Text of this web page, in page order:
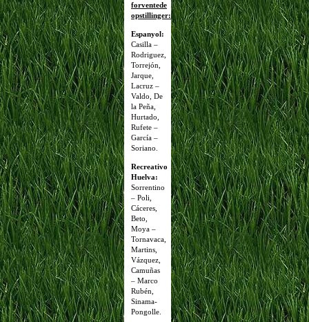
forventede
opstillinger:
Espanyol:
Casilla –
Rodriguez,
Torrejón,
Jarque,
Lacruz –
Valdo, De
la Peña,
Hurtado,
Rufete –
García –
Soriano.
Recreativo
Huelva:
Sorrentino
– Poli,
Cáceres,
Beto,
Moya –
Tornavaca,
Martins,
Vázquez,
Camuñas
– Marco
Rubén,
Sinama-
Pongolle.